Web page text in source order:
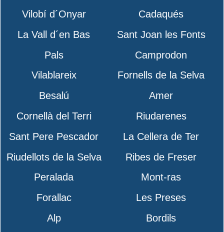
Vilobí d´Onyar
Cadaqués
La Vall d´en Bas
Sant Joan les Fonts
Pals
Camprodon
Vilablareix
Fornells de la Selva
Besalú
Amer
Cornellà del Terri
Riudarenes
Sant Pere Pescador
La Cellera de Ter
Riudellots de la Selva
Ribes de Freser
Peralada
Mont-ras
Forallac
Les Preses
Alp
Bordils